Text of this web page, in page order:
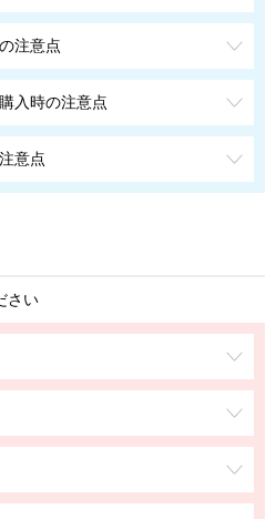
注意点
入時の注意点
意点
さい